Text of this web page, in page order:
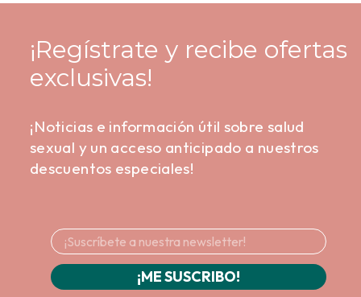
¡Regístrate y recibe ofertas
exclusivas!
¡Noticias e información útil sobre salud
sexual y un acceso anticipado a nuestros
descuentos especiales!
¡ME SUSCRIBO!